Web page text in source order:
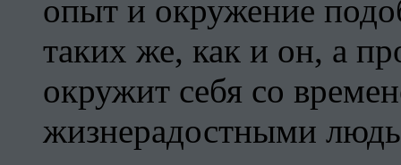
опыт и окружение
таких же, как и он, а
окружит себя со
жизнерадостными